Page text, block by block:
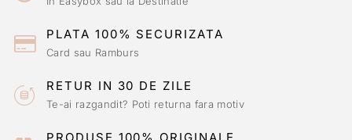
PLATA 100% SECURIZATA
Card sau Ramburs
RETUR IN 30 DE ZILE
Te-ai razgandit? Poti returna fara motiv